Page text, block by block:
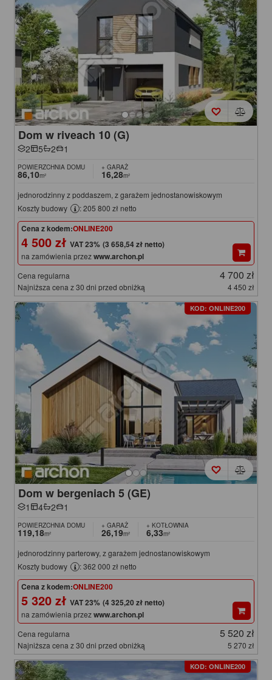
Dom w riveach 10 (G)
2 5 2 1
POWIERZCHNIA DOMU
86,10m²
+ GARAŻ
16,28m²
jednorodzinny z poddaszem, z garażem jednostanowiskowym
Koszty budowy
: 205 800 zł netto
Cena z kodem:ONLINE200
4 500 zł (3 658,54 zł netto)
na zamówienia przezwww.archon.pl
Cena regularna 4 700 zł
Najniższa cena z 30 dni przed obniżką 4 450 zł
KOD: ONLINE200
Dom w bergeniach 5 (GE)
1 4 2 1
POWIERZCHNIA DOMU
119,18m²
+ GARAŻ
26,19m²
+ KOTŁOWNIA
6,33m²
jednorodzinny parterowy, z garażem jednostanowiskowym
Koszty budowy
: 362 000 zł netto
Cena z kodem:ONLINE200
5 320 zł (4 325,20 zł netto)
na zamówienia przezwww.archon.pl
Cena regularna 5 520 zł
Najniższa cena z 30 dni przed obniżką 5 270 zł
KOD: ONLINE200